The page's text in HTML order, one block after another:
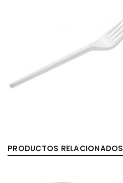
PRODUCTOS RELACIONADOS